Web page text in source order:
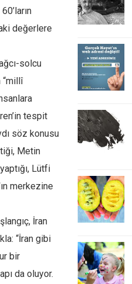
değerlere
solcu
“millî
tespit
söz konusu
Metin
Lütfi
merkezine
İran
“İran gibi
bir
da oluyor.